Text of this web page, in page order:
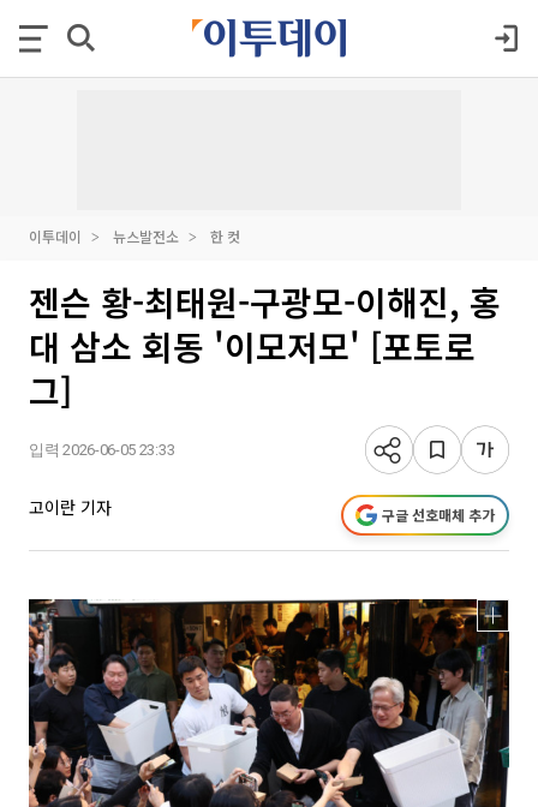
이투데이 뉴스발전소 한 컷
젠슨 황-최태원-구광모-이해진, 홍
대 삼소 회동 '이모저모' [포토로
그]
입력 2026-06-05 23:33
고이란 기자 구글 선호매체 추가